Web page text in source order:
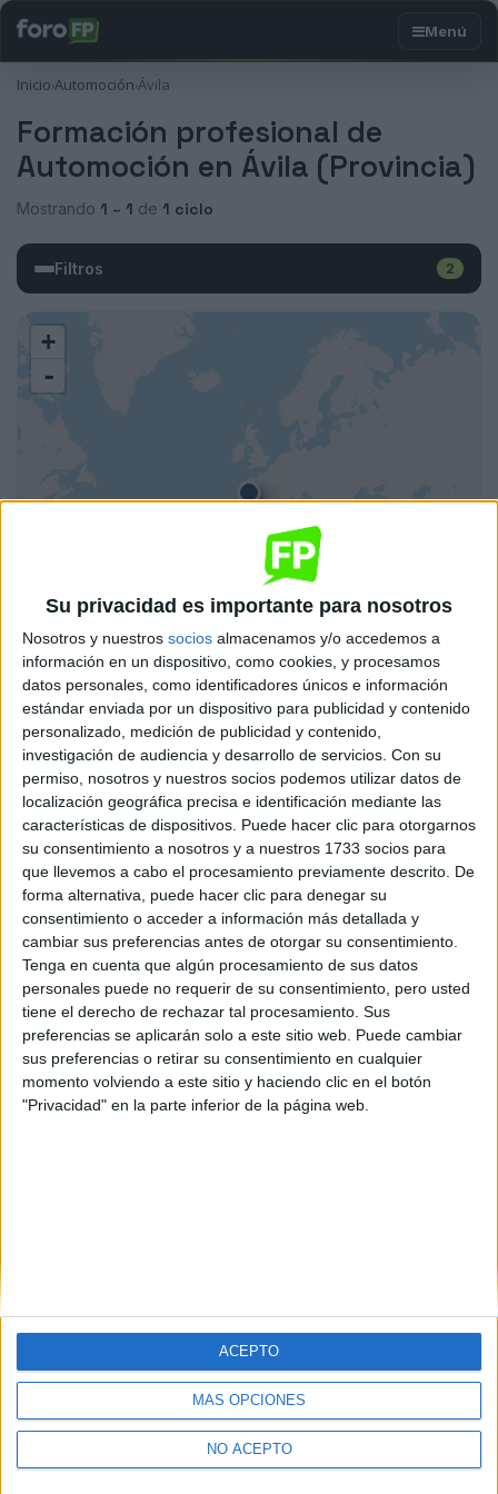
Su privacidad es importante para nosotros
Nosotros y nuestros socios almacenamos y/o accedemos a
información en un dispositivo, como cookies, y procesamos
datos personales, como identificadores únicos e información
estándar enviada por un dispositivo para publicidad y contenido
personalizado, medición de publicidad y contenido,
investigación de audiencia y desarrollo de servicios. Con su
permiso, nosotros y nuestros socios podemos utilizar datos de
localización geográfica precisa e identificación mediante las
características de dispositivos. Puede hacer clic para otorgarnos
su consentimiento a nosotros y a nuestros 1733 socios para
que llevemos a cabo el procesamiento previamente descrito. De
forma alternativa, puede hacer clic para denegar su
consentimiento o acceder a información más detallada y
cambiar sus preferencias antes de otorgar su consentimiento.
Tenga en cuenta que algún procesamiento de sus datos
personales puede no requerir de su consentimiento, pero usted
tiene el derecho de rechazar tal procesamiento. Sus
preferencias se aplicarán solo a este sitio web. Puede cambiar
sus preferencias o retirar su consentimiento en cualquier
momento volviendo a este sitio y haciendo clic en el botón
"Privacidad" en la parte inferior de la página web.
MÁS OPCIONES
NO ACEPTO
ACEPTO
Inicio›Automoción›Ávila
Formación profesional de
Automoción en Ávila (Provincia)
Mostrando 1 – 1 de 1 ciclo
Filtros 2
Automoción
IES Adaja
Arévalo Grado Superior Público
MODALIDADPresencial
+
-
Leaflet | OSM Mapnik
Contáctanos
Aviso legal
Política de cookies